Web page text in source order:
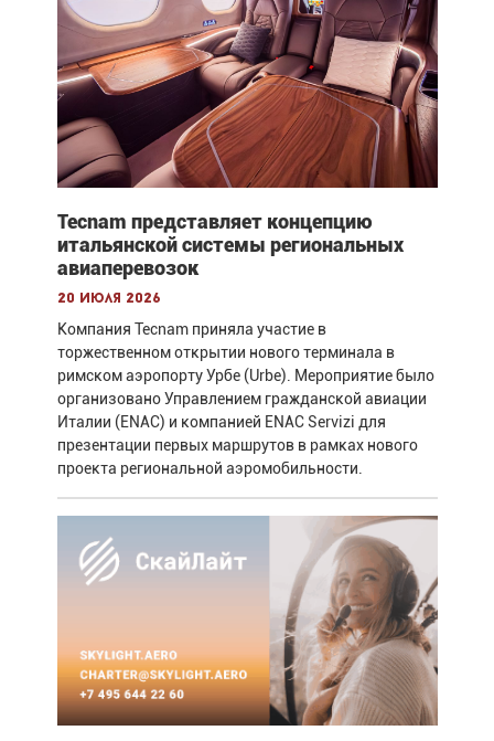
Tecnam представляет концепцию
итальянской системы региональных
авиаперевозок
20 июля 2026
Компания Tecnam приняла участие в
торжественном открытии нового терминала в
римском аэропорту Урбе (Urbe). Мероприятие было
организовано Управлением гражданской авиации
Италии (ENAC) и компанией ENAC Servizi для
презентации первых маршрутов в рамках нового
проекта региональной аэромобильности.